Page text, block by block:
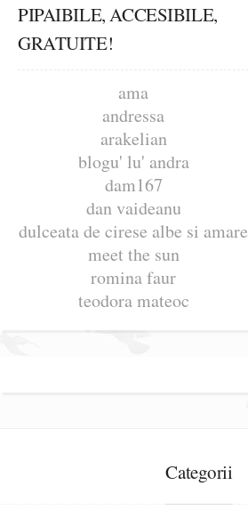
PIPAIBILE, ACCESIBILE,
GRATUITE!
ama
andressa
arakelian
blogu' lu' andra
dam167
dan vaideanu
dulceata de cirese albe si amare
meet the sun
romina faur
teodora mateoc
Categorii